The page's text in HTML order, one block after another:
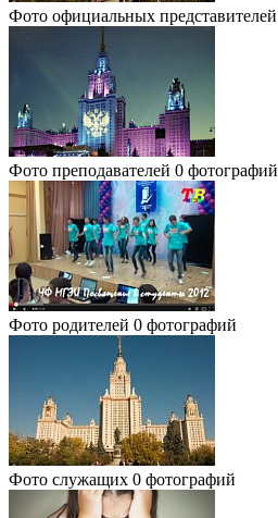
Фото официальных представителей
Фото преподавателей 0 фотографий
Фото родителей 0 фотографий
Фото служащих 0 фотографий